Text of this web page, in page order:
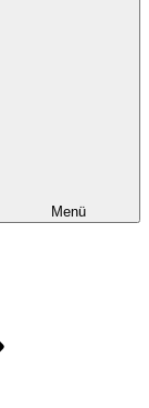
Menü